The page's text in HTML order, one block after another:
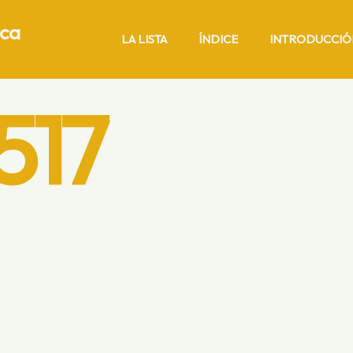
LA LISTA ÍNDICE